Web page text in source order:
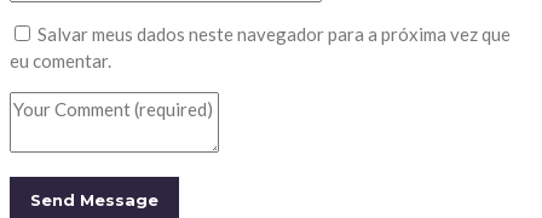
Salvar meus dados neste navegador para a próxima vez que
eu comentar.